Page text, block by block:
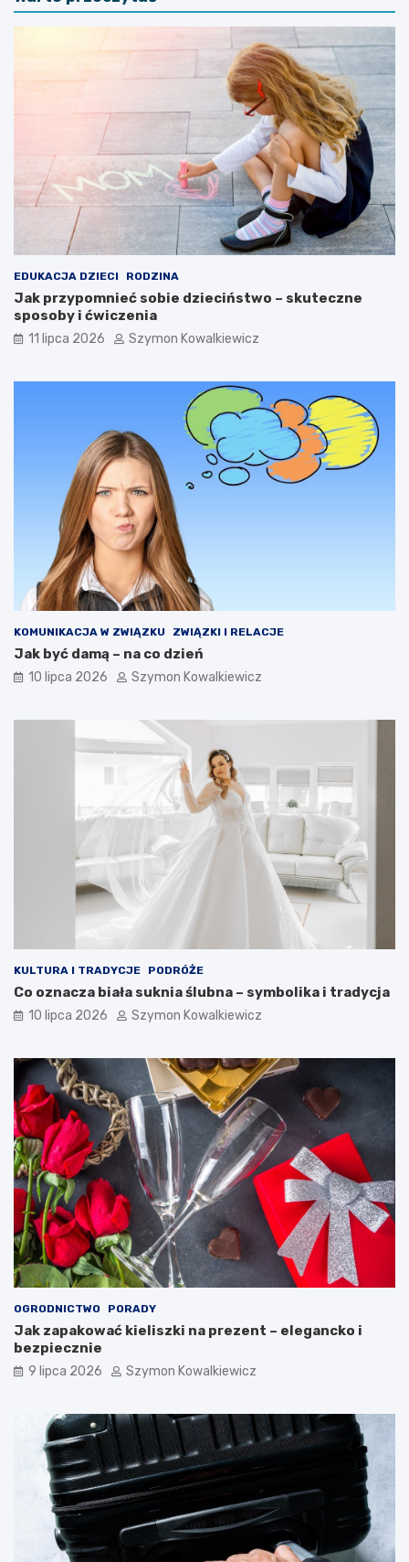
EDUKACJA DZIECI RODZINA
Jak przypomnieć sobie dzieciństwo – skuteczne
sposoby i ćwiczenia
11 lipca 2026 Szymon Kowalkiewicz
KOMUNIKACJA W ZWIĄZKU ZWIĄZKI I RELACJE
Jak być damą – na co dzień
10 lipca 2026 Szymon Kowalkiewicz
KULTURA I TRADYCJE PODRÓŻE
Co oznacza biała suknia ślubna – symbolika i tradycja
10 lipca 2026 Szymon Kowalkiewicz
OGRODNICTWO PORADY
Jak zapakować kieliszki na prezent – elegancko i
bezpiecznie
9 lipca 2026 Szymon Kowalkiewicz